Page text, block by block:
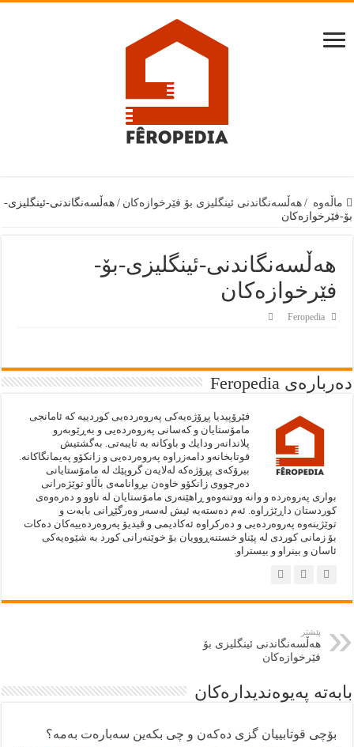
ماڵەوە / هەڵسەنگاندنی ئینگلیزی بۆ فێرخوازەکان / هەڵسەنگاندنی-ئینگلیزی-
بۆ-فێرخوازەکان
هەڵسەنگاندنی-ئینگلیزی-بۆ-
فێرخوازەکان
Feropedia
دەربارەى Feropedia
فێرۆپيديا پڕۆژەيەكى په‌روه‌رده‌يى كوردييە كە ئامانجى
مامۆستايان و كەسانى پەروەردەيى و بەڕێوبەرو
پلاندانەر ودايك و باوكانە بە تايبەتى. به‌گشتيش
قوتابخانەو دامەزراوە پەروەردەيى و زانكۆو پەيمانگاكانە.
بيرۆكەى پڕۆژەكە لەلايەن گروپێك لە مامۆستايانى
دەرچووى زانكۆو خاوەن بڕوانامەى باڵاو توێژەرانى
بوارى پەروەردە و وانە ووتنەوەو ڕاهێنەرى مامۆستايان لە ناوو و دەرەوەى
كوردستان داڕێژراوە. ئەم دەستەيه‌ ئيش لەسەر وەرگێڕانى بابەت و
توێژينەوە پەروەردەيى و دەركراوە ئەكاديمى و ڤيديۆ پەروەردەييەكان دەكات
بۆ زمانى كوردى لە پێناو خستنەڕوويان بۆ خوێنەرانى كورد بە شێوەيەكى
ئاسان و بينراو و بيستراو.
پێشتر
هەڵسەنگاندنی ئینگلیزی بۆ
فێرخوازەکان
بابەتە پەيوەنديدارەكان
بۆچی قوتابییان گزی دەکەن و چی بکەین سەبارەت بەمە؟